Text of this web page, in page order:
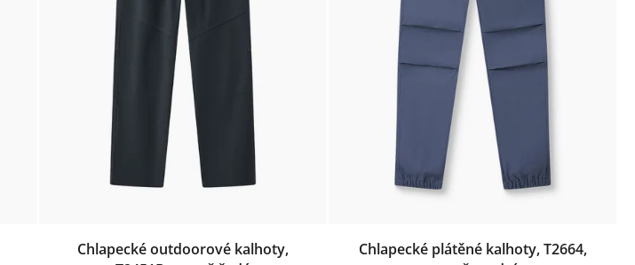
Chlapecké outdoorové kalhoty,
Chlapecké plátěné kalhoty, T2664,